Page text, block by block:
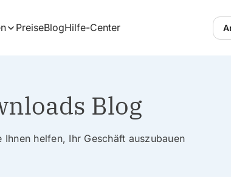
PreiseBlogHilfe-Center
Blog
helfen, Ihr Geschäft auszubauen